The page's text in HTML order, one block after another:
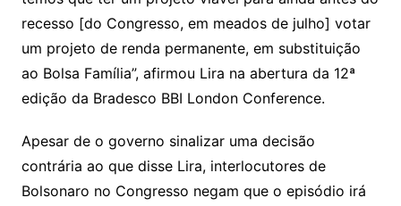
recesso [do Congresso, em meados de julho] votar
um projeto de renda permanente, em substituição
ao Bolsa Família”, afirmou Lira na abertura da 12ª
edição da Bradesco BBI London Conference.
Apesar de o governo sinalizar uma decisão
contrária ao que disse Lira, interlocutores de
Bolsonaro no Congresso negam que o episódio irá